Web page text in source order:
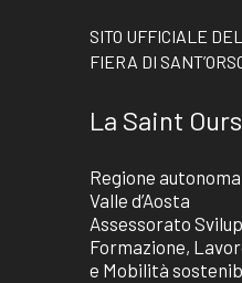
SITO UFFICIALE
FIERA DI
La Saint Ours
Regione autonoma
Valle d’Aosta
Assessorato
Formazione,
e Mobilità